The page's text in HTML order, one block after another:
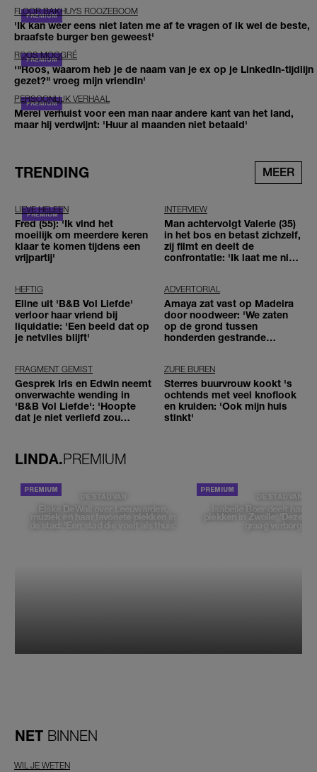
FLOOR BAKHUYS ROOZEBOOM
'Ik kan weer eens niet laten me af te vragen of ik wel de beste,
braafste burger ben geweest'
ROOS MOGGRÉ
'"Roos, waarom heb je de naam van je ex op je LinkedIn-tijdlijn
gezet?" vroeg mijn vriendin'
PERSOONLIJK VERHAAL
Merel verhuist voor een man naar andere kant van het land,
maar hij verdwijnt: 'Huur al maanden niet betaald'
TRENDING MEER
LIEVE HELEEN
Fred (55): 'Ik vind het
moeilijk om meerdere keren
klaar te komen tijdens een
vrijpartij'
INTERVIEW
Man achtervolgt Valerie (35)
in het bos en betast zichzelf,
zij filmt en deelt de
confrontatie: 'Ik laat me niet
HEFTIG
Eline uit 'B&B Vol Liefde'
verloor haar vriend bij
liquidatie: 'Een beeld dat op
je netvlies blijft'
ADVERTORIAL
Amaya zat vast op Madeira
door noodweer: 'We zaten
op de grond tussen
honderden gestrande
FRAGMENT GEMIST
Gesprek Iris en Edwin neemt
onverwachte wending in
'B&B Vol Liefde': 'Hoopte
dat je niet verliefd zou
ZURE BUREN
Sterres buurvrouw kookt 's
ochtends met veel knoflook
en kruiden: 'Ook mijn huis
stinkt'
LINDA.PREMIUM
DE STAD VAN
Elske DeWall over Leeuwarden,
muziek en haar favoriete plekken in
de stad: 'Een stad die voelt als thuis'
DE STAD VAN
Isabelle Boer deelt haar
plekken in Zwolle: 'Deze
graag verborgen'
NET BINNEN
WIL JE WETEN